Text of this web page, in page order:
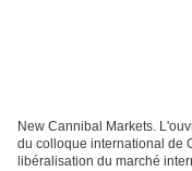
New Cannibal Markets.
du colloque international de
libéralisation du marché